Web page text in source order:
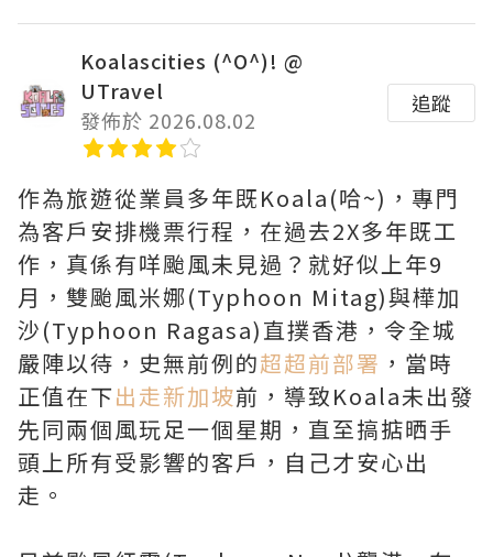
Koalascities (^O^)! @
UTravel
發佈於 2026.08.02
追蹤
作為旅遊從業員多年既Koala(哈~)，專門
為客戶安排機票行程，在過去2X多年既工
作，真係有咩颱風未見過？就好似上年9
月，雙颱風米娜(Typhoon Mitag)與樺加
沙(Typhoon Ragasa)直撲香港，令全城
嚴陣以待，史無前例的超超前部署 ，當時
正值在下出走新加坡前，導致Koala未出發
先同兩個風玩足一個星期，直至搞掂晒手
頭上所有受影響的客戶，自己才安心出
走。